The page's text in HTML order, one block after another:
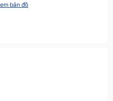
bản đồ